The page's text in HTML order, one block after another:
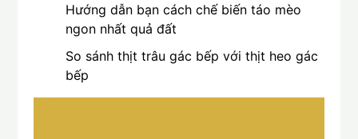
Hướng dẫn bạn cách chế biến táo mèo
ngon nhất quả đất
So sánh thịt trâu gác bếp với thịt heo gác
bếp